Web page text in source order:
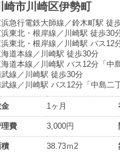
崎市川崎区伊勢町
急行電鉄大師線／鈴木町駅 徒
東北・根岸線／川崎駅 徒歩30
東北・根岸線／川崎駅 バス12
道本線／川崎駅 徒歩30分
道本線／川崎駅 バス12分「中
線／川崎駅 徒歩30分
線／川崎駅 バス12分「中島二
1ヶ月
費 3,000円
38.73ｍ2